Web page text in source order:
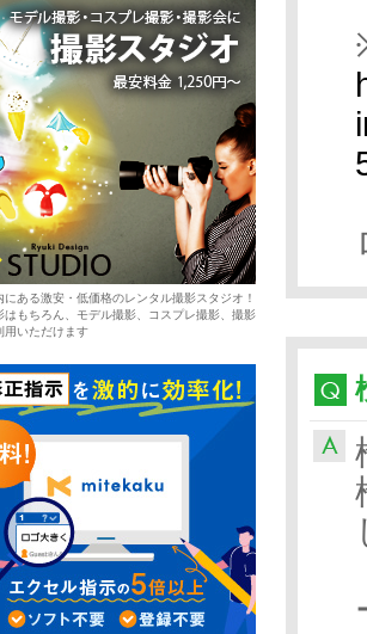
にある激安・低価格のレンタル撮影スタジオ！
はもちろん、モデル撮影、コスプレ撮影、撮影
用いただけます